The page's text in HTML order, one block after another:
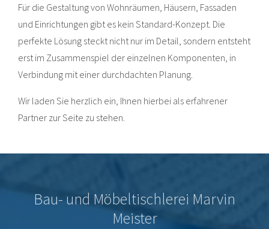
Für die Gestaltung von Wohnräumen, Häusern, Fassaden
und Einrichtungen gibt es kein Standard-Konzept. Die
perfekte Lösung steckt nicht nur im Detail, sondern entsteht
erst im Zusammenspiel der einzelnen Komponenten, in
Verbindung mit einer durchdachten Planung.
Wir laden Sie herzlich ein, Ihnen hierbei als erfahrener
Partner zur Seite zu stehen.
Bau- und Möbeltischlerei Marvin
Meister